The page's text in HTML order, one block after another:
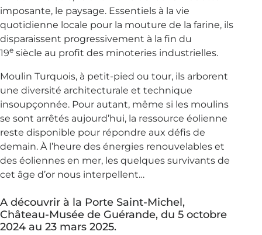
imposante, le paysage. Essentiels à la vie
quotidienne locale pour la mouture de la farine, ils
disparaissent progressivement à la fin du
19e siècle au profit des minoteries industrielles.
Moulin Turquois, à petit-pied ou tour, ils arborent
une diversité architecturale et technique
insoupçonnée. Pour autant, même si les moulins
se sont arrêtés aujourd’hui, la ressource éolienne
reste disponible pour répondre aux défis de
demain. À l’heure des énergies renouvelables et
des éoliennes en mer, les quelques survivants de
cet âge d’or nous interpellent…
A découvrir à la Porte Saint-Michel,
Château-Musée de Guérande, du 5 octobre
2024 au 23 mars 2025.